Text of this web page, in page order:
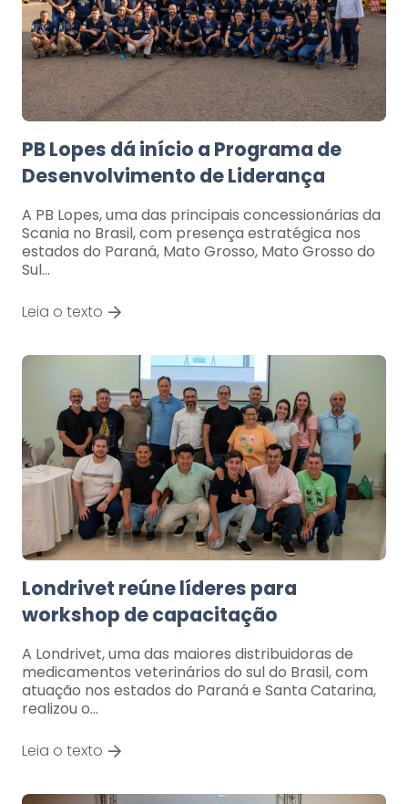
PB Lopes dá início a Programa de
Desenvolvimento de Liderança
A PB Lopes, uma das principais concessionárias da
Scania no Brasil, com presença estratégica nos
estados do Paraná, Mato Grosso, Mato Grosso do
Sul…
Leia o texto
Londrivet reúne líderes para
workshop de capacitação
A Londrivet, uma das maiores distribuidoras de
medicamentos veterinários do sul do Brasil, com
atuação nos estados do Paraná e Santa Catarina,
realizou o…
Leia o texto